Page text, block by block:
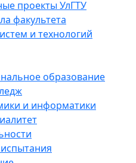
проекты УлГТУ
факультета
и технологий
образование
и информатики